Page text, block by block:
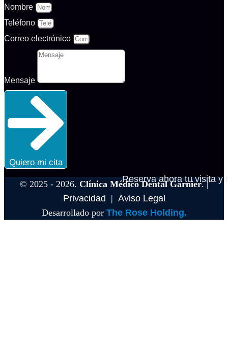
Nombre
Teléfono
Correo electrónico
Mensaje
Quiero mi cita
Reserva ahora tu visita y
© 2025 - 2026. Clínica Médico Dental Garnier. |
Privacidad
| Aviso Legal
Desarrollado por The Rose Holding.